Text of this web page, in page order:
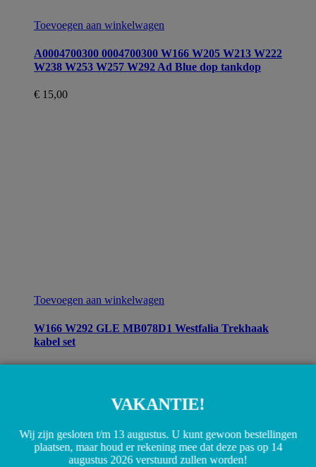
Toevoegen aan winkelwagen
A0004700300 0004700300 W166 W205 W213 W222
W238 W253 W257 W292 Ad Blue dop tankdop
€ 15,00
Toevoegen aan winkelwagen
W166 W292 GLE MB078D1 Westfalia Trekhaak
kabel set
VAKANTIE!
Wij zijn gesloten t/m 13 augustus. U kunt gewoon bestellingen
plaatsen, maar houd er rekening mee dat deze pas op 14
augustus 2026 verstuurd zullen worden!